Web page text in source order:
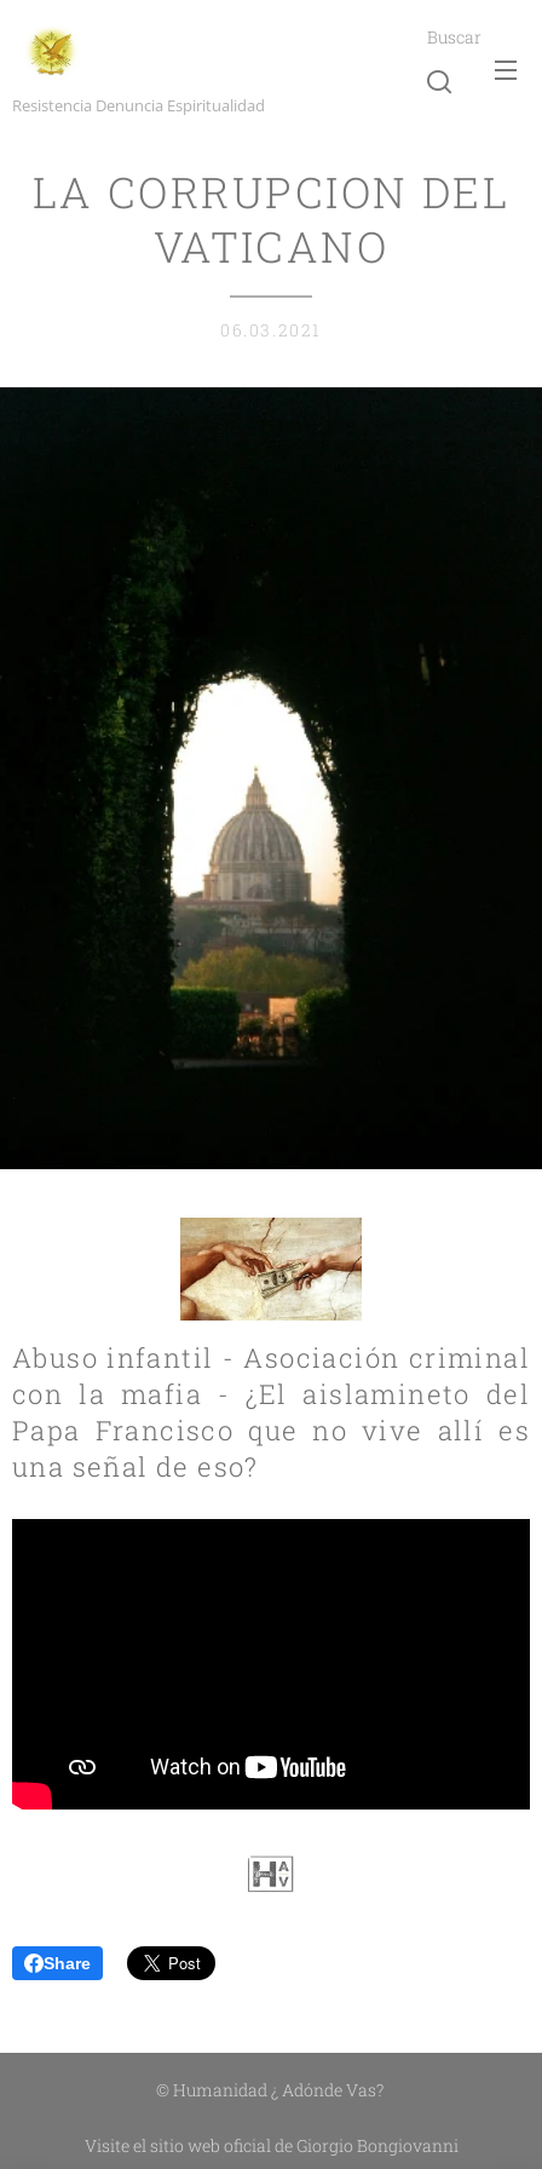
Resistencia Denuncia Espiritualidad
Buscar
LA CORRUPCION DEL
VATICANO
06.03.2021
Abuso infantil - Asociación criminal
con la mafia - ¿El aislamineto del
Papa Francisco que no vive allí es
una señal de eso?
Share
© Humanidad ¿ Adónde Vas?
Visite el sitio web oficial de Giorgio Bongiovanni